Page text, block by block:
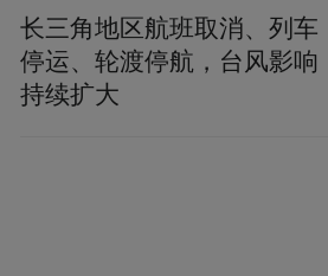
长三角地区航班取消、列车
停运、轮渡停航，台风影响
持续扩大